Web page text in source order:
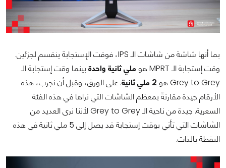
بما أنها شاشة من شاشات الـ IPS، فوقت الإستجابة ينقسم لجزئين.
وقت إستجابة الـ MPRT هو
ملي ثانية واحدة بينما وقت إستجابة الـ
Grey to Grey هو
2 ملي ثانية
. على الورق، وقبل أن نجرب، هذه
الأرقام جيدة مقارنةً بمعظم الشاشات التي نراها في هذه الفئة
السعرية. جيدة من ناحية الـ Grey to Grey لأننا نرى العديد من
الشاشات التي تأتي بوقت إستجابة قد يصل إلى 5 ملي ثانية في هذه
النقطة بالذات.